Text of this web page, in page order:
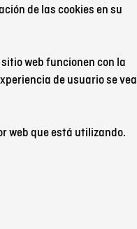
de las cookies en su
web funcionen con la
de usuario se vea
web que está utilizando.